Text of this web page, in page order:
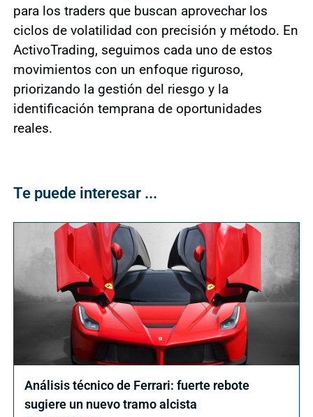
para los traders que buscan aprovechar los
ciclos de volatilidad con precisión y método. En
ActivoTrading, seguimos cada uno de estos
movimientos con un enfoque riguroso,
priorizando la gestión del riesgo y la
identificación temprana de oportunidades
reales.
Te puede interesar ...
Análisis técnico de Ferrari: fuerte rebote
sugiere un nuevo tramo alcista